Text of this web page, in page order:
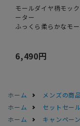
モールダイヤ柄モッ
ーター
ふっくら柔らかなモ
6,490円
ホーム メンズの商
ホーム
セットセール
ホーム
キャンペーン